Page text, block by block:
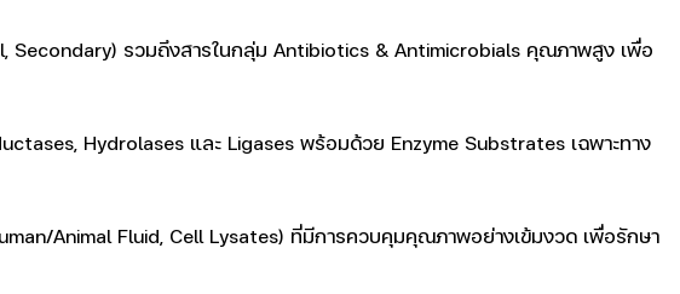
Secondary) รวมถึงสารในกลุ่ม Antibiotics & Antimicrobials คุณภาพสูง เพื่อ
Hydrolases และ Ligases พร้อมด้วย Enzyme Substrates เฉพาะทาง
Animal Fluid, Cell Lysates) ที่มีการควบคุมคุณภาพอย่างเข้มงวด เพื่อรักษา